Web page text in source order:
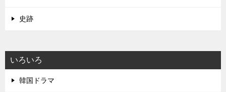
史跡
いろいろ
韓国ドラマ